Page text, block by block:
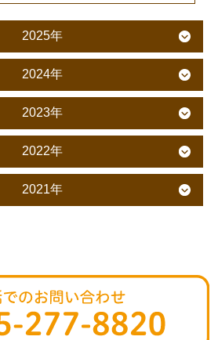
2025年
2024年
2023年
2022年
2021年